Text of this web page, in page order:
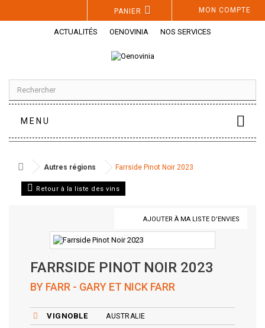
MON COMPTE
PANIER
ACTUALITÉS OENOVINIA NOS SERVICES
MENU
Autres régions Farrside Pinot Noir 2023
AJOUTER À MA LISTE D'ENVIES
Retour à la liste des vins
FARRSIDE PINOT NOIR 2023
BY FARR - GARY ET NICK FARR
VIGNOBLE AUSTRALIE